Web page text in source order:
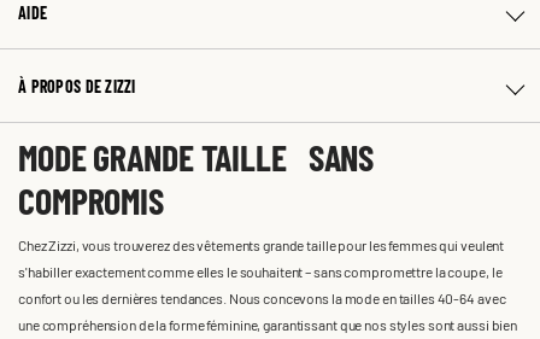
AIDE
À PROPOS DE ZIZZI
MODE GRANDE TAILLE SANS
COMPROMIS
Chez Zizzi, vous trouverez des vêtements grande taille pour les femmes qui veulent
s'habiller exactement comme elles le souhaitent – sans compromettre la coupe, le
confort ou les dernières tendances. Nous concevons la mode en tailles 40-64 avec
une compréhension de la forme féminine, garantissant que nos styles sont aussi bien